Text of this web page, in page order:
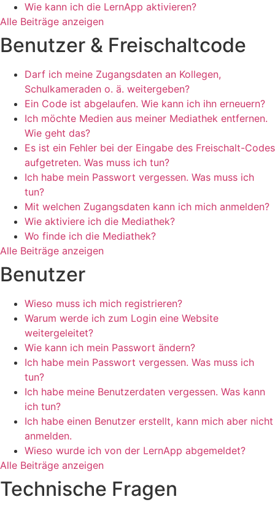
Wie kann ich die LernApp aktivieren?
Alle Beiträge anzeigen
Benutzer & Freischaltcode
Darf ich meine Zugangsdaten an Kollegen,
Schulkameraden o. ä. weitergeben?
Ein Code ist abgelaufen. Wie kann ich ihn erneuern?
Ich möchte Medien aus meiner Mediathek entfernen.
Wie geht das?
Es ist ein Fehler bei der Eingabe des Freischalt-Codes
aufgetreten. Was muss ich tun?
Ich habe mein Passwort vergessen. Was muss ich
tun?
Mit welchen Zugangsdaten kann ich mich anmelden?
Wie aktiviere ich die Mediathek?
Wo finde ich die Mediathek?
Alle Beiträge anzeigen
Benutzer
Wieso muss ich mich registrieren?
Warum werde ich zum Login eine Website
weitergeleitet?
Wie kann ich mein Passwort ändern?
Ich habe mein Passwort vergessen. Was muss ich
tun?
Ich habe meine Benutzerdaten vergessen. Was kann
ich tun?
Ich habe einen Benutzer erstellt, kann mich aber nicht
anmelden.
Wieso wurde ich von der LernApp abgemeldet?
Alle Beiträge anzeigen
Technische Fragen